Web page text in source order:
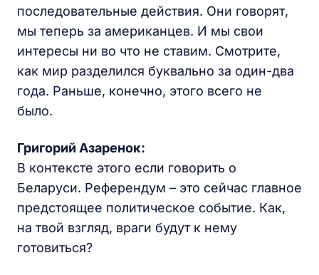
последовательные действия. Они говорят,
мы теперь за американцев. И мы свои
интересы ни во что не ставим. Смотрите,
как мир разделился буквально за один-два
года. Раньше, конечно, этого всего не
было.
Григорий Азаренок:
В контексте этого если говорить о
Беларуси. Референдум – это сейчас главное
предстоящее политическое событие. Как,
на твой взгляд, враги будут к нему
готовиться?